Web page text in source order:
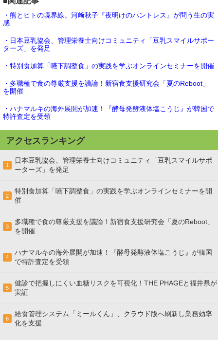
・熊とヒトの境界線。河﨑秋子『夜明けのハントレス』が問う生の実
感
・日本豆乳協会、管理栄養士向けコミュニティ「豆乳スマイルサポー
ターズ」を発足
・特別食加算「嚥下調整食」の実践を学ぶオンラインセミナーを開催
・多職種で食の尊厳支援を議論！新宿食支援研究会「夏のReboot」
を開催
・ハナマルキの海外展開が加速！『酵母発酵液体塩こうじ』が韓国で
特許査定を受領
アクセスランキング
1
日本豆乳協会、管理栄養士向けコミュニティ「豆乳スマイルサポ
ーターズ」を発足
2
特別食加算「嚥下調整食」の実践を学ぶオンラインセミナーを開
催
3
多職種で食の尊厳支援を議論！新宿食支援研究会「夏のReboot」
を開催
4
ハナマルキの海外展開が加速！『酵母発酵液体塩こうじ』が韓国
で特許査定を受領
5
健診で把握しにくい血糖リスクを可視化！THE PHAGEと福井県が
実証
6
給食管理システム「ミールくん」、クラウド版へ刷新し業務効率
化を支援